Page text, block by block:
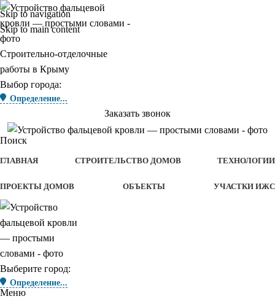
Skip to navigation
Skip to main content
Строительно-отделочные
работы в Крыму
Выбор города:
Определение...
Заказать звонок
Поиск
ГЛАВНАЯ СТРОИТЕЛЬСТВО ДОМОВ ТЕХНОЛОГИИ
ПРОЕКТЫ ДОМОВ ОБЪЕКТЫ УЧАСТКИ ИЖС
Выберите город:
Определение...
Меню